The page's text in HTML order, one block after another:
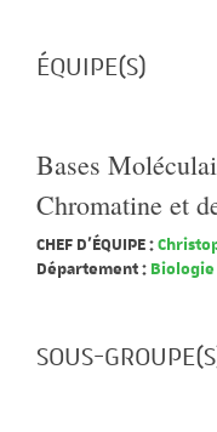
ÉQUIPE(S)
Bases
Chromatine et
CHEF D'ÉQUIPE :
Département :
SOUS-